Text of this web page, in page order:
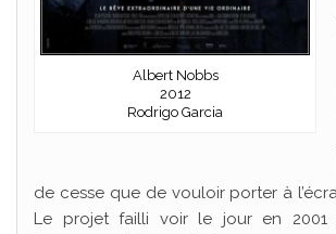
Albert Nobbs
2012
Rodrigo Garcia
de cesse que de vouloir porter à
Le projet failli voir le jour en 2001